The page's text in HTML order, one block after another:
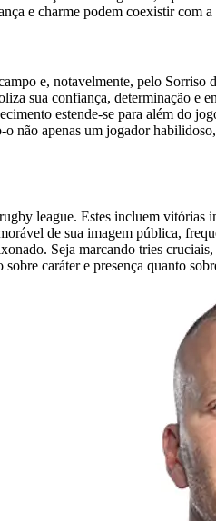
e charme podem coexistir com
e, notavelmente, pelo
sua confiança, determinação e
estende-se para além do
apenas um jogador
league. Estes incluem vitórias
de sua imagem pública,
Seja marcando tries
sobre caráter e presença quanto